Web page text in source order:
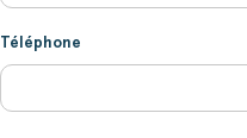
Téléphone